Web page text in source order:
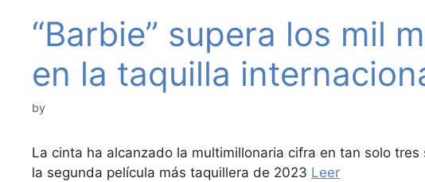
“Barbie” supera los mil
en la taquilla
by
La cinta ha alcanzado la multimillonaria cifra en tan solo
la segunda película más taquillera de 2023 Leer